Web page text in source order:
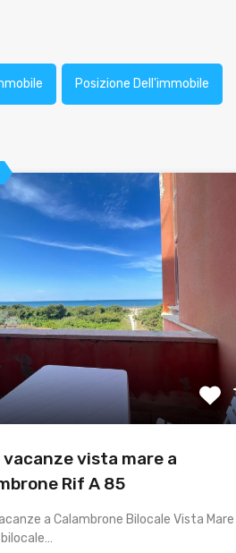
Posizione Dell'immobile
vacanze vista mare a
Rif A 85
a Calambrone Bilocale Vista Mare Il